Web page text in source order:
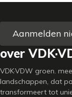
Aanmelden
over
VDK·VDW groen.
landschappen, dat
transformeert tot